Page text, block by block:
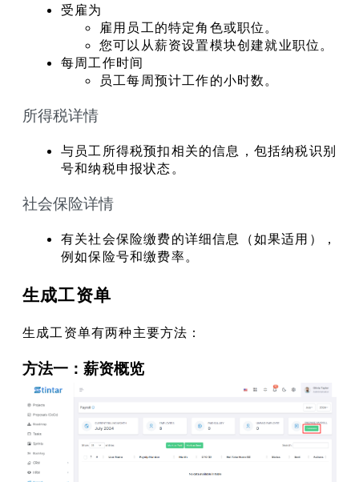
受雇为
雇用员工的特定角色或职位。
您可以从薪资设置模块创建就业职位。
每周工作时间
员工每周预计工作的小时数。
所得税详情
与员工所得税预扣相关的信息，包括纳税识别
号和纳税申报状态。
社会保险详情
有关社会保险缴费的详细信息（如果适用），
例如保险号和缴费率。
生成工资单
生成工资单有两种主要方法：
方法一：薪资概览